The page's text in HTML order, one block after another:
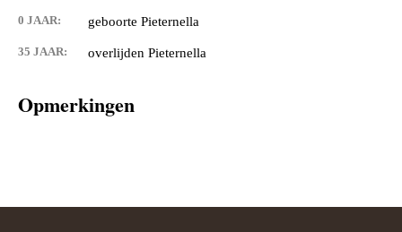
0 JAAR: geboorte Pieternella
35 JAAR: overlijden Pieternella
Opmerkingen